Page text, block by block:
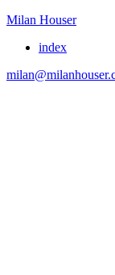
Milan Houser
index